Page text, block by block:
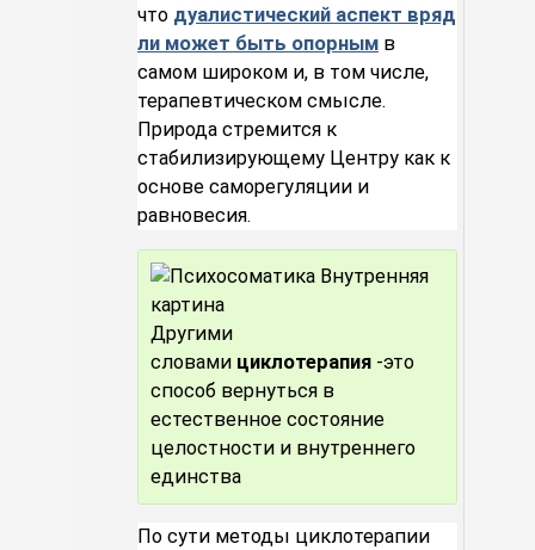
что дуалистический аспект вряд
ли может быть опорным в
самом широком и, в том числе,
терапевтическом смысле.
Природа стремится к
стабилизирующему Центру как к
основе саморегуляции и
равновесия.
Другими
словами циклотерапия -это
способ вернуться в
естественное состояние
целостности и внутреннего
единства
По сути методы циклотерапии